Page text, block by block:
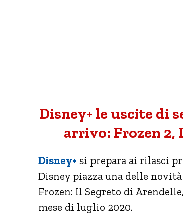
Disney+ le uscite di
arrivo: Frozen 2,
Disney+ si prepara ai rilasci
Disney piazza una delle
Frozen: Il Segreto di
mese di luglio 2020.